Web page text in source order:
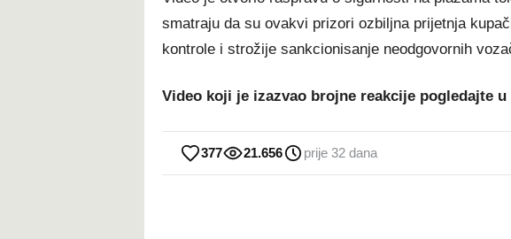
smatraju da su ovakvi prizori ozbiljna prijetnja
kontrole i strožije sankcionisanje neodgovornih
Video koji je izazvao brojne reakcije pogledajte u
377 21.656 prije 32 dana